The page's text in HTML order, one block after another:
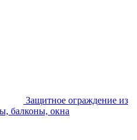
Защитное ограждение из
балконы, окна